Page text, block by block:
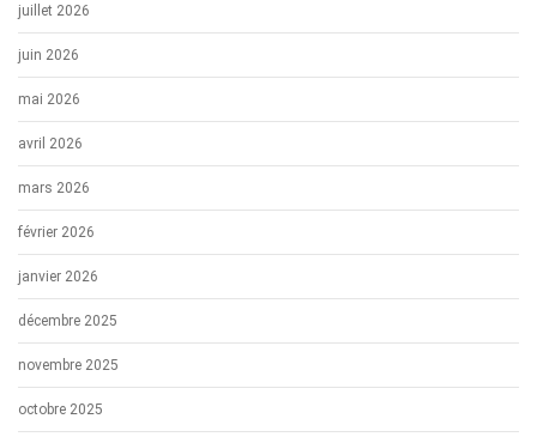
juillet 2026
juin 2026
mai 2026
avril 2026
mars 2026
février 2026
janvier 2026
décembre 2025
novembre 2025
octobre 2025